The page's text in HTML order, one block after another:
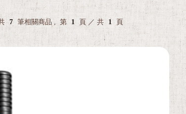
共 7 筆相關商品 , 第 頁 ／ 共 頁